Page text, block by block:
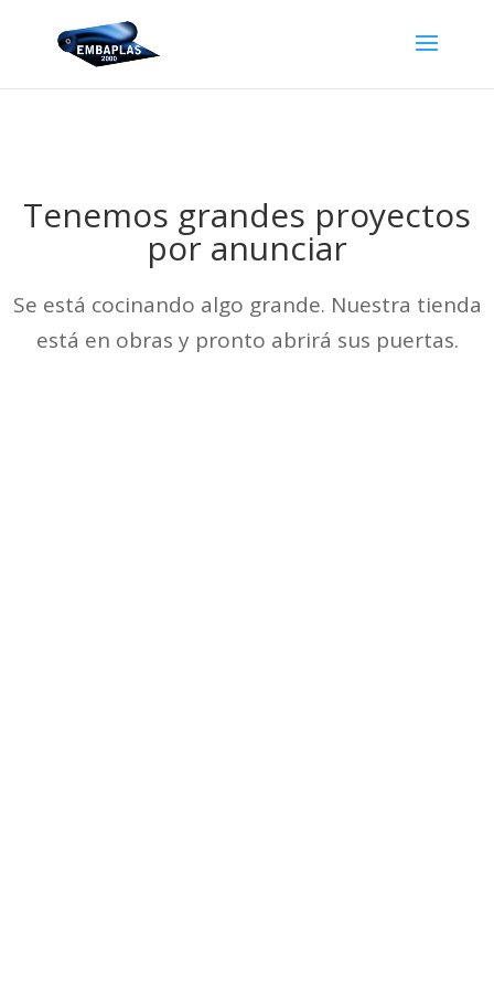
Tenemos grandes proyectos
por anunciar
Se está cocinando algo grande. Nuestra tienda
está en obras y pronto abrirá sus puertas.